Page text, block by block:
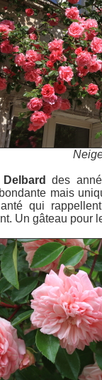
des
mais
qui
Un gâteau pour